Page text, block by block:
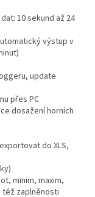
10 sekund až 24
výstup v
update
přes PC
dosažení horních
do XLS,
minim, maxim,
též zaplněnosti